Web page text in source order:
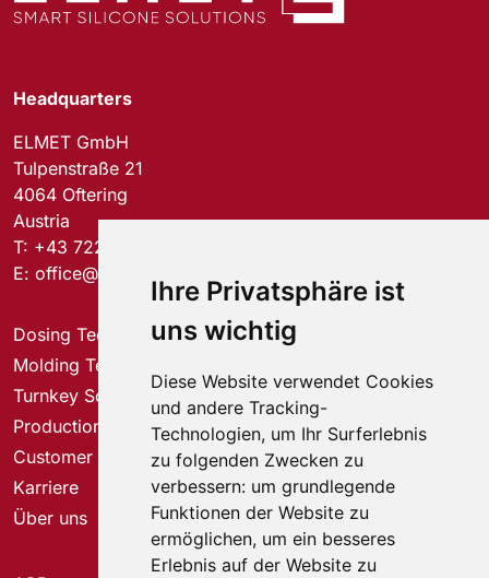
Ihre Privatsphäre ist
uns wichtig
Diese Website verwendet Cookies
und andere Tracking-
Technologien, um Ihr Surferlebnis
zu folgenden Zwecken zu
verbessern: um grundlegende
Funktionen der Website zu
ermöglichen, um ein besseres
Erlebnis auf der Website zu
Headquarters
ELMET GmbH
Tulpenstraße 21
4064 Oftering
Austria
T: +43 7221 74577-0
E: office@elmet.com
Dosing Technology
Molding Technology
Turnkey Solutions
Production Solutions
Customer Service Center
Karriere
Über uns